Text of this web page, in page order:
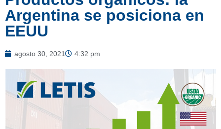
Argentina se posiciona en
EEUU
agosto 30, 2021 4:32 pm